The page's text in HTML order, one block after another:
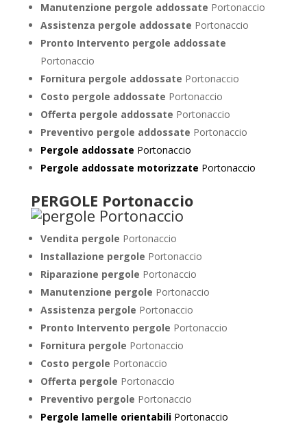
Manutenzione pergole addossate Portonaccio
Assistenza pergole addossate Portonaccio
Pronto Intervento pergole addossate
Portonaccio
Fornitura pergole addossate Portonaccio
Costo pergole addossate Portonaccio
Offerta pergole addossate Portonaccio
Preventivo pergole addossate Portonaccio
Pergole addossate Portonaccio
Pergole addossate motorizzate Portonaccio
PERGOLE Portonaccio
Vendita pergole Portonaccio
Installazione pergole Portonaccio
Riparazione pergole Portonaccio
Manutenzione pergole Portonaccio
Assistenza pergole Portonaccio
Pronto Intervento pergole Portonaccio
Fornitura pergole Portonaccio
Costo pergole Portonaccio
Offerta pergole Portonaccio
Preventivo pergole Portonaccio
Pergole lamelle orientabiliPortonaccio